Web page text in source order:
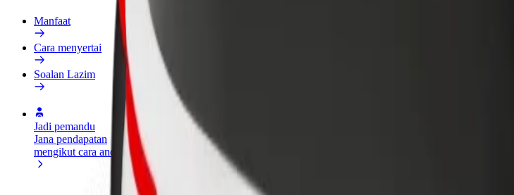
Manfaat
Cara menyertai
Soalan Lazim
Jadi pemandu
Jana pendapatan
mengikut cara anda
Hantar makanan dan terima
bayaran setiap minggu